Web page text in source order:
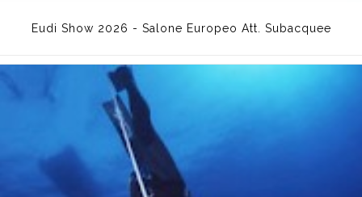
Eudi Show 2026 - Salone Europeo Att. Subacquee